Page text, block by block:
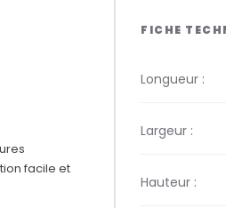
facile et
Longueur :
Largeur :
Hauteur :